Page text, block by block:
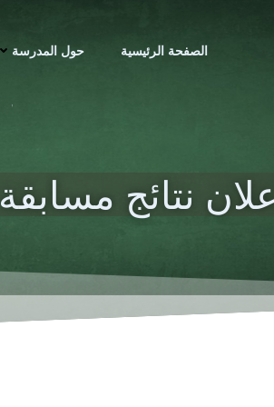
الصفحة الرئيسية حول المدرسة
نتائج